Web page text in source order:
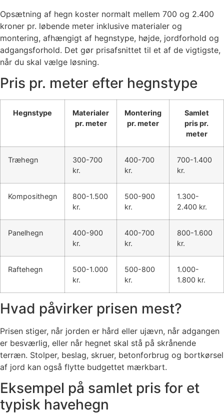
Opsætning af hegn koster normalt mellem 700 og 2.400
kroner pr. løbende meter inklusive materialer og
montering, afhængigt af hegnstype, højde, jordforhold og
adgangsforhold. Det gør prisafsnittet til et af de vigtigste,
når du skal vælge løsning.
Pris pr. meter efter hegnstype
Hegnstype
Materialer
pr. meter
Montering
pr. meter
Samlet
pris pr.
meter
Træhegn
300-700
kr.
400-700
kr.
700-1.400
kr.
Komposithegn
800-1.500
kr.
500-900
kr.
1.300-
2.400 kr.
Panelhegn
400-900
kr.
400-700
kr.
800-1.600
kr.
Raftehegn
500-1.000
kr.
500-800
kr.
1.000-
1.800 kr.
Hvad påvirker prisen mest?
Prisen stiger, når jorden er hård eller ujævn, når adgangen
er besværlig, eller når hegnet skal stå på skrånende
terræn. Stolper, beslag, skruer, betonforbrug og bortkørsel
af jord kan også flytte budgettet mærkbart.
Eksempel på samlet pris for et
typisk havehegn